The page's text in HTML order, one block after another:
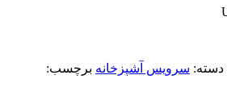
دسته: سرویس آشپزخانه برچسب: